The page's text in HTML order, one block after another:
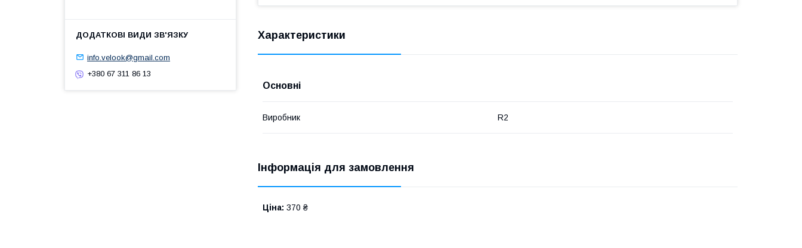
Характеристики
Основні
Виробник R2
Інформація для замовлення
Ціна: 370 ₴
info.velook@gmail.com
+380 67 311 86 13